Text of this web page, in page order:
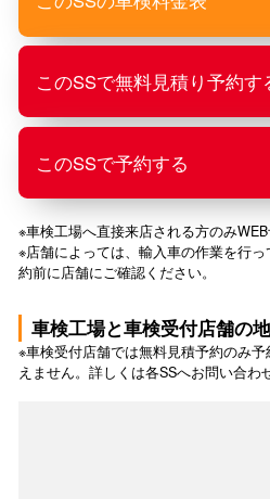
このSSで無料見積り予約す
このSSで予約する
※車検工場へ直接来店される方のみWEB
※店舗によっては、輸入車の作業を行
約前に店舗にご確認ください。
車検工場と車検受付店舗の
※車検受付店舗では無料見積予約のみ
えません。詳しくは各SSへお問い合わ